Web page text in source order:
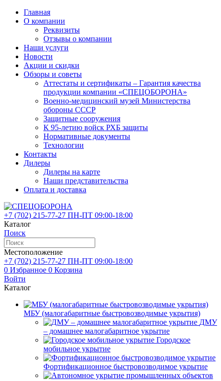
Главная
О компании
Реквизиты
Отзывы о компании
Наши услуги
Новости
Акции и скидки
Обзоры и советы
Аттестаты и сертификаты – Гарантия качества
продукции компании «СПЕЦОБОРОНА»
Военно-медицинский музей Министерства
обороны СССР
Защитные сооружения
К 95-летию войск РХБ защиты
Нормативные документы
Технологии
Контакты
Дилеры
Дилеры на карте
Наши представительства
Оплата и доставка
+7 (702) 215-77-27 ПН-ПТ 09:00-18:00
Каталог
Поиск
Местоположение
+7 (702) 215-77-27 ПН-ПТ 09:00-18:00
0 Избранное 0 Корзина
Войти
Каталог
МБУ (малогабаритные быстровозводимые укрытия)
ДМУ
– домашнее малогабаритное укрытие
Городское
мобильное укрытие
Фортификационное быстровозводимое укрытие